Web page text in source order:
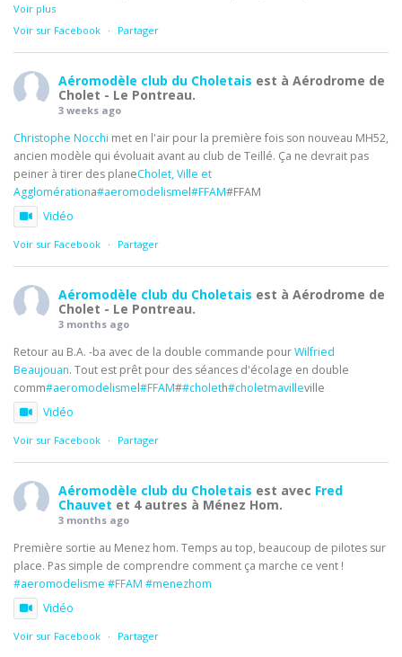
Voir plus
Voir sur Facebook · Partager
Aéromodèle club du Choletais est à Aérodrome de
Cholet - Le Pontreau.
3 weeks ago
Christophe Nocchi met en l'air pour la première fois son nouveau MH52,
ancien modèle qui évoluait avant au club de Teillé. Ça ne devrait pas
peiner à tirer des planeCholet, Ville et
Agglomérationa#aeromodelismel#FFAM#FFAM
Vidéo
Voir sur Facebook · Partager
Aéromodèle club du Choletais est à Aérodrome de
Cholet - Le Pontreau.
3 months ago
Retour au B.A. -ba avec de la double commande pourWilfried
Beaujouan. Tout est prêt pour des séances d'écolage en double
comm#aeromodelismel#FFAM##choleth#choletmavilleville
Vidéo
Voir sur Facebook · Partager
Aéromodèle club du Choletais est avec Fred
Chauvet et 4 autres à Ménez Hom.
3 months ago
Première sortie au Menez hom. Temps au top, beaucoup de pilotes sur
place. Pas simple de comprendre comment ça marche ce vent !
#aeromodelisme #FFAM #menezhom
Vidéo
Voir sur Facebook · Partager